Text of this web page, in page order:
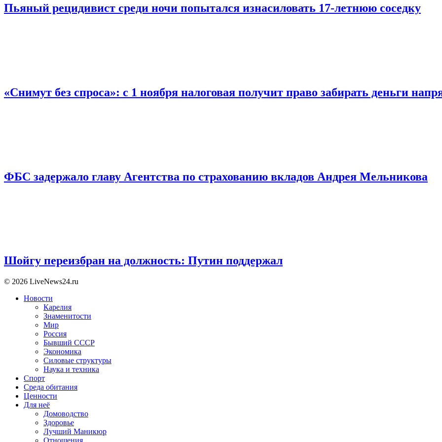
Пьяный рецидивист среди ночи попытался изнасиловать 17-летнюю соседку
«Снимут без спроса»: с 1 ноября налоговая получит право забирать деньги
ФБС задержало главу Агентства по страхованию вкладов Андрея Мельникова
Шойгу переизбран на должность: Путин поддержал
© 2026 LiveNews24.ru
Новости
Карелия
Знаменитости
Мир
Россия
Бывший СССР
Экономика
Силовые структуры
Наука и техника
Спорт
Среда обитания
Ценности
Для неё
Домоводство
Здоровье
Лучший Маникюр